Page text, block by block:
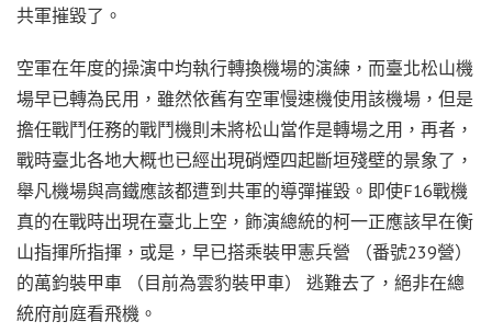
共軍摧毀了。
空軍在年度的操演中均執行轉換機場的演練，而臺北松山機
場早已轉為民用，雖然依舊有空軍慢速機使用該機場，但是
擔任戰鬥任務的戰鬥機則未將松山當作是轉場之用，再者，
戰時臺北各地大概也已經出現硝煙四起斷垣殘壁的景象了，
舉凡機場與高鐵應該都遭到共軍的導彈摧毀。即使F16戰機
真的在戰時出現在臺北上空，飾演總統的柯一正應該早在衡
山指揮所指揮，或是，早已搭乘裝甲憲兵營 （番號239營）
的萬鈞裝甲車 （目前為雲豹裝甲車） 逃難去了，絕非在總
統府前庭看飛機。